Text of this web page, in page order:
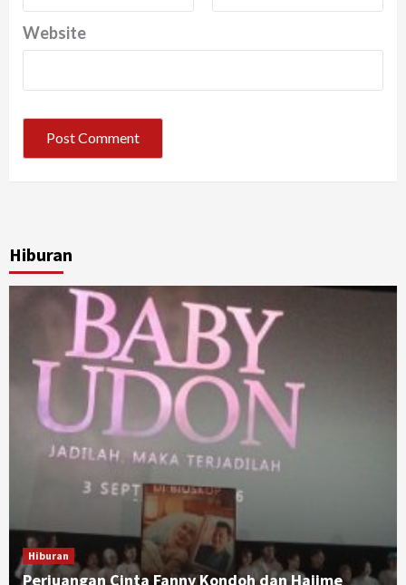
Website
Hiburan
Hiburan
Perjuangan Cinta Fanny Kondoh dan Hajime